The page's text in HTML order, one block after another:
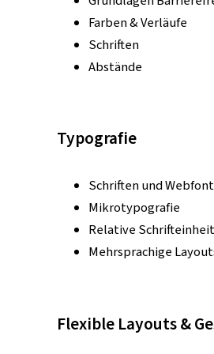
Farben & Verläufe
Schriften
Abstände
Typografie
Schriften und
Mikrotypografie
Relative
Mehrsprachige
Flexible Layouts &